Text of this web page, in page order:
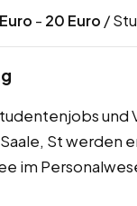
Euro - 20 Euro /
und
St werden
im